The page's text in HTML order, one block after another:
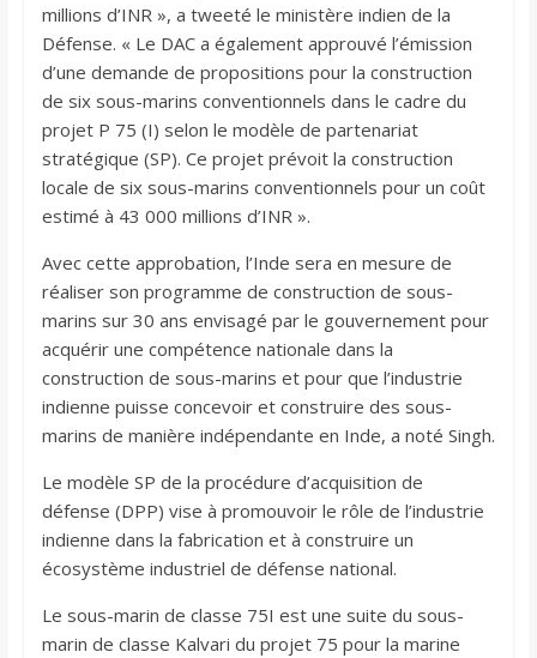
millions d’INR », a tweeté le ministère indien de la
Défense. « Le DAC a également approuvé l’émission
d’une demande de propositions pour la construction
de six sous-marins conventionnels dans le cadre du
projet P 75 (I) selon le modèle de partenariat
stratégique (SP). Ce projet prévoit la construction
locale de six sous-marins conventionnels pour un coût
estimé à 43 000 millions d’INR ».
Avec cette approbation, l’Inde sera en mesure de
réaliser son programme de construction de sous-
marins sur 30 ans envisagé par le gouvernement pour
acquérir une compétence nationale dans la
construction de sous-marins et pour que l’industrie
indienne puisse concevoir et construire des sous-
marins de manière indépendante en Inde, a noté Singh.
Le modèle SP de la procédure d’acquisition de
défense (DPP) vise à promouvoir le rôle de l’industrie
indienne dans la fabrication et à construire un
écosystème industriel de défense national.
Le sous-marin de classe 75I est une suite du sous-
marin de classe Kalvari du projet 75 pour la marine